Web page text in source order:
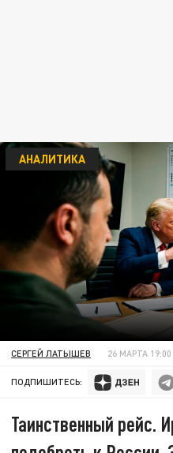
АНАЛИТИКА
СЕРГЕЙ ЛАТЫШЕВ 26 МАРТА 19:00
ПОДПИШИТЕСЬ:
Таинственный рейс.